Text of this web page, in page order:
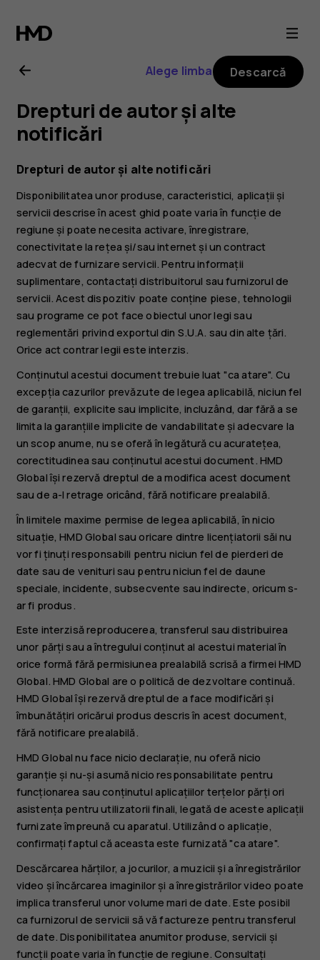
Ghid
de
utilizare
Nokia
8.3
5G
Alege limba Descarcă
Drepturi de autor și alte
notificări
Drepturi de autor și alte notificări
Disponibilitatea unor produse, caracteristici, aplicații și
servicii descrise în acest ghid poate varia în funcție de
regiune și poate necesita activare, înregistrare,
conectivitate la rețea și/sau internet și un contract
adecvat de furnizare servicii. Pentru informații
suplimentare, contactați distribuitorul sau furnizorul de
servicii. Acest dispozitiv poate conține piese, tehnologii
sau programe ce pot face obiectul unor legi sau
reglementări privind exportul din S.U.A. sau din alte țări.
Orice act contrar legii este interzis.
Conținutul acestui document trebuie luat "ca atare". Cu
excepția cazurilor prevăzute de legea aplicabilă, niciun fel
de garanții, explicite sau implicite, incluzând, dar fără a se
limita la garanțiile implicite de vandabilitate și adecvare la
un scop anume, nu se oferă în legătură cu acuratețea,
corectitudinea sau conținutul acestui document. HMD
Global își rezervă dreptul de a modifica acest document
sau de a-l retrage oricând, fără notificare prealabilă.
În limitele maxime permise de legea aplicabilă, în nicio
situație, HMD Global sau oricare dintre licențiatorii săi nu
vor fi ținuți responsabili pentru niciun fel de pierderi de
date sau de venituri sau pentru niciun fel de daune
speciale, incidente, subsecvente sau indirecte, oricum s-
ar fi produs.
Este interzisă reproducerea, transferul sau distribuirea
unor părți sau a întregului conținut al acestui material în
orice formă fără permisiunea prealabilă scrisă a firmei HMD
Global. HMD Global are o politică de dezvoltare continuă.
HMD Global își rezervă dreptul de a face modificări și
îmbunătățiri oricărui produs descris în acest document,
fără notificare prealabilă.
HMD Global nu face nicio declarație, nu oferă nicio
garanție și nu-și asumă nicio responsabilitate pentru
funcționarea sau conținutul aplicațiilor terțelor părți ori
asistența pentru utilizatorii finali, legată de aceste aplicații
furnizate împreună cu aparatul. Utilizând o aplicație,
confirmați faptul că aceasta este furnizată "ca atare".
Descărcarea hărților, a jocurilor, a muzicii și a înregistrărilor
video și încărcarea imaginilor și a înregistrărilor video poate
implica transferul unor volume mari de date. Este posibil
ca furnizorul de servicii să vă factureze pentru transferul
de date. Disponibilitatea anumitor produse, servicii și
funcții poate varia în funcție de regiune. Consultați